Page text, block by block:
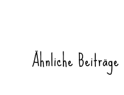
Ähnliche Beiträge